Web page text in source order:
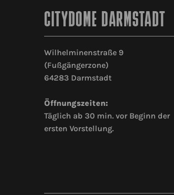
CITYDOME DARMSTADT
Wilhelminenstraße 9
(Fußgängerzone)
64283 Darmstadt
Öffnungszeiten:
Täglich ab 30 min. vor Beginn der
ersten Vorstellung.